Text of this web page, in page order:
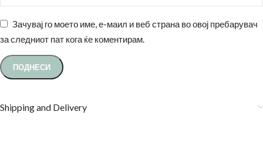
Зачувај го моето име, е-маил и веб страна во овој пребарувач
за следниот пат кога ќе коментирам.
Shipping and Delivery